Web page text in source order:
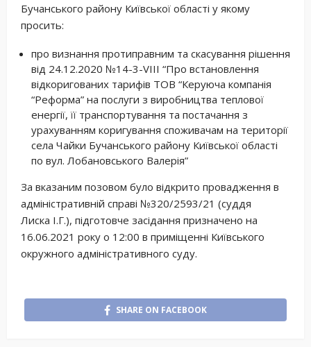
Бучанського району Київської області у якому
просить:
про визнання протиправним та скасування рішення
від 24.12.2020 №14-3-VІІІ “Про встановлення
відкоригованих тарифів ТОВ “Керуюча компанія
“Реформа” на послуги з виробництва теплової
енергії, її транспортування та постачання з
урахуванням коригування споживачам на території
села Чайки Бучанського району Київської області
по вул. Лобановського Валерія”
За вказаним позовом було відкрито провадження в
адміністративній справі №320/2593/21 (суддя
Лиска І.Г.), підготовче засідання призначено на
16.06.2021 року о 12:00 в приміщенні Київського
окружного адміністративного суду.
SHARE ON FACEBOOK